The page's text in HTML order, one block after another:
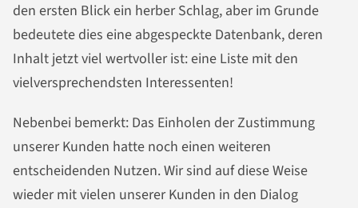
den ersten Blick ein herber Schlag, aber im Grunde
bedeutete dies eine abgespeckte Datenbank, deren
Inhalt jetzt viel wertvoller ist: eine Liste mit den
vielversprechendsten Interessenten!
Nebenbei bemerkt: Das Einholen der Zustimmung
unserer Kunden hatte noch einen weiteren
entscheidenden Nutzen. Wir sind auf diese Weise
wieder mit vielen unserer Kunden in den Dialog